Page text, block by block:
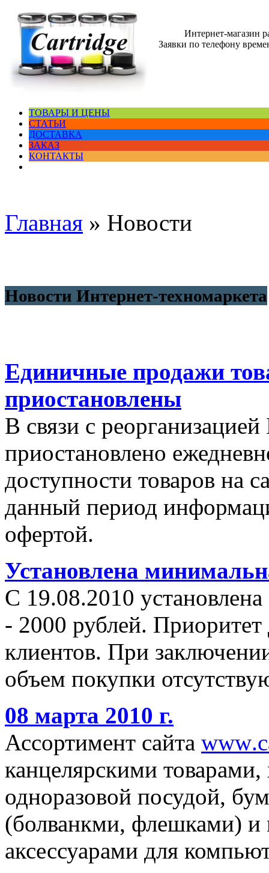
Интернет-магазин
Заявки по телефону
ТОВАРЫ И ЦЕНЫ
СТАТЬИ
ДОСТАВКА
ЗАКАЗ
КОНТАКТЫ
Главная » Новости
Новости Интернет-техномаркета
Единичные продажи
приостановлены
В связи с
приостановлено
доступности товаров на
данный период
офертой.
Установлена
С 19.08.2010
- 2000 рублей.
клиентов. При
объем покупки
08 марта 2010 г.
Ассортимент сайта www.
канцелярскими
одноразовой посудой,
(болванкми, флешками)
аксессуарами для